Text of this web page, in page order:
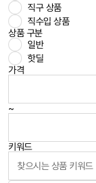
직구 상품
직수입 상품
상품 구분
일반
핫딜
가격
~
키워드